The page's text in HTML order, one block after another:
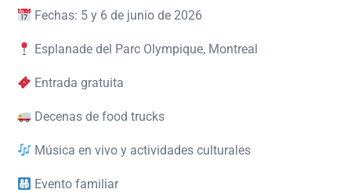
Fechas: 5 y 6 de junio de 2026
Esplanade del Parc Olympique, Montreal
Entrada gratuita
Decenas de food trucks
Música en vivo y actividades culturales
Evento familiar